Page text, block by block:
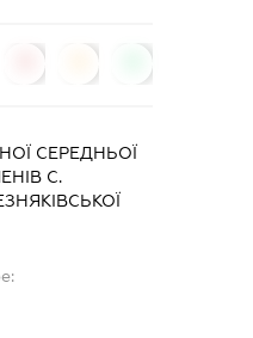
СЕРЕДНЬОЇ
С.